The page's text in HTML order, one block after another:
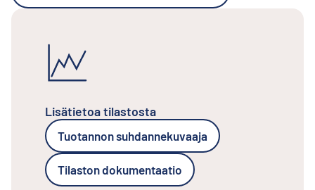
Lisätietoa tilastosta
Tuotannon suhdannekuvaaja
Tilaston dokumentaatio